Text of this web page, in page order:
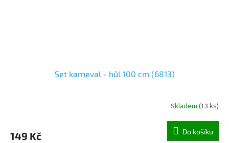
Set karneval - hůl 100 cm (6813)
Skladem (13 ks)
149 Kč Do košíku